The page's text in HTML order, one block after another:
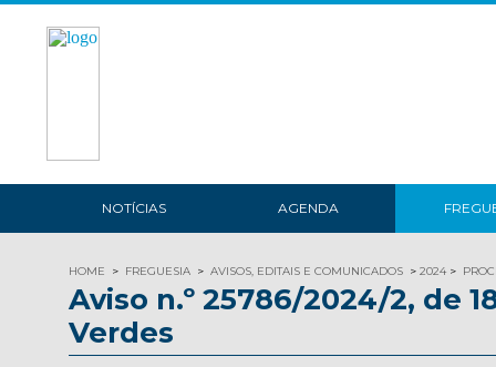
NOTÍCIAS AGENDA
HOME FREGUESIA AVISOS, EDITAIS E COMUNICADOS 2024
Aviso n.º 25786/2024/2, de
Verdes